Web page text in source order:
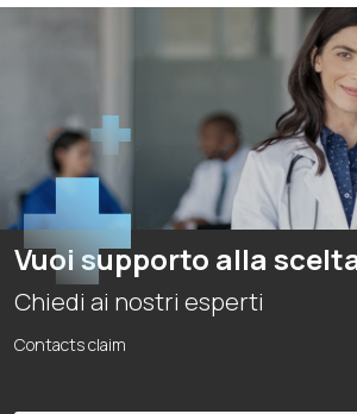
Vuoi supporto alla
Chiedi ai nostri esperti
Contacts claim